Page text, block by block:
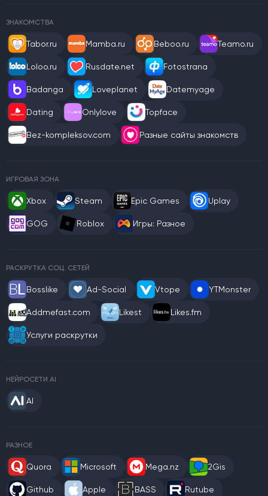
ЗНАКОМСТВА
Tabor.ru Mamba.ru Beboo.ru Teamo.ru
Loloo.ru Rusdate.net Fotostrana
Badanga Loveplanet Datemyage
Dating Onlylove Topface
Bez-kompleksov.com Разные сайты знакомств
ИГРОВАЯ ЗОНА
Xbox Steam Epic Games Uplay
GOG Roblox Игры: Разное
РАСКРУТКА СОЦ. СЕТЕЙ
Bosslike Ad-Social Vtope YTMonster
Addmefast.com Likest Likes.fm
Услуги раскрутки
НЕЙРОСЕТИ AI
AI
РАЗНОЕ
Quora Microsoft Mega.nz 2Gis
Github Apple BASS Rutube